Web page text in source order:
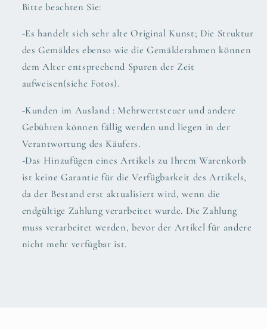
Bitte beachten Sie:
-Es handelt sich sehr alte Original Kunst; Die Struktur
des Gemäldes ebenso wie die Gemälderahmen können
dem Alter entsprechend Spuren der Zeit
aufweisen(siehe Fotos).
-Kunden im Ausland : Mehrwertsteuer und andere
Gebühren können fällig werden und liegen in der
Verantwortung des Käufers.
-Das Hinzufügen eines Artikels zu Ihrem Warenkorb
ist keine Garantie für die Verfügbarkeit des Artikels,
da der Bestand erst aktualisiert wird, wenn die
endgültige Zahlung verarbeitet wurde. Die Zahlung
muss verarbeitet werden, bevor der Artikel für andere
nicht mehr verfügbar ist.